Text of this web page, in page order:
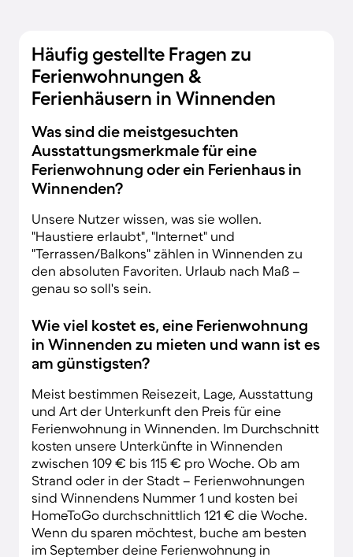
Häufig gestellte Fragen zu
Ferienwohnungen &
Ferienhäusern in Winnenden
Was sind die meistgesuchten
Ausstattungsmerkmale für eine
Ferienwohnung oder ein Ferienhaus in
Winnenden?
Unsere Nutzer wissen, was sie wollen.
"Haustiere erlaubt", "Internet" und
"Terrassen/Balkons" zählen in Winnenden zu
den absoluten Favoriten. Urlaub nach Maß –
genau so soll's sein.
Wie viel kostet es, eine Ferienwohnung
in Winnenden zu mieten und wann ist es
am günstigsten?
Meist bestimmen Reisezeit, Lage, Ausstattung
und Art der Unterkunft den Preis für eine
Ferienwohnung in Winnenden. Im Durchschnitt
kosten unsere Unterkünfte in Winnenden
zwischen 109 € bis 115 € pro Woche. Ob am
Strand oder in der Stadt – Ferienwohnungen
sind Winnendens Nummer 1 und kosten bei
HomeToGo durchschnittlich 121 € die Woche.
Wenn du sparen möchtest, buche am besten
im September deine Ferienwohnung in